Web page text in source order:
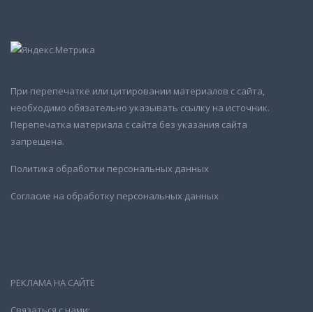
При перепечатке или цитировании материалов с сайта,
необходимо обязательно указывать ссылку на источник.
Перепечатка материала с сайта без указания сайта
запрещена.
Политика обработки персональных данных
Согласие на обработку персональных данных
РЕКЛАМА НА САЙТЕ